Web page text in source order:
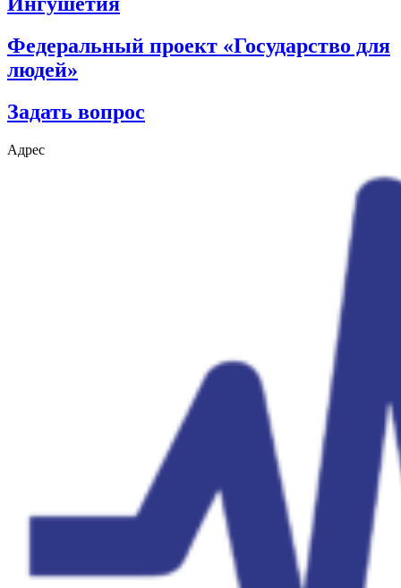
Федеральный проект «Государство для
людей»
Задать вопрос
Адрес